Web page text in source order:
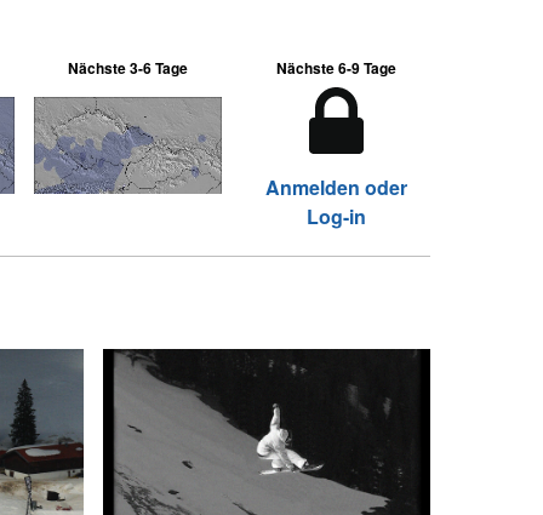
Nächste 3-6 Tage Nächste 6-9 Tage
Anmelden oder
Log-in